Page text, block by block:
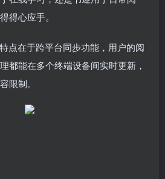
得心应手。
点在于跨平台同步功能，用户的阅
都能在多个终端设备间实时更新，
限制。